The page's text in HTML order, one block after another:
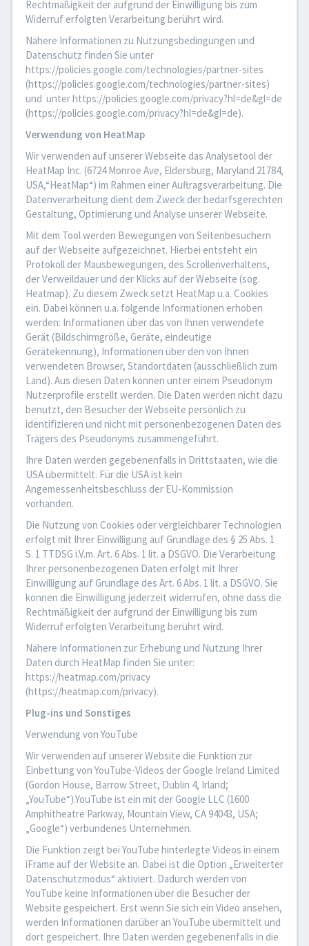
Rechtmäßigkeit der aufgrund der Einwilligung bis zum
Widerruf erfolgten Verarbeitung berührt wird.
Nähere Informationen zu Nutzungsbedingungen und
Datenschutz finden Sie unter
https://policies.google.com/technologies/partner-sites
(https://policies.google.com/technologies/partner-sites)
und unter https://policies.google.com/privacy?hl=de&gl=de
(https://policies.google.com/privacy?hl=de&gl=de).
Verwendung von HeatMap
Wir verwenden auf unserer Webseite das Analysetool der
HeatMap Inc. (6724 Monroe Ave, Eldersburg, Maryland 21784,
USA,“HeatMap“) im Rahmen einer Auftragsverarbeitung. Die
Datenverarbeitung dient dem Zweck der bedarfsgerechten
Gestaltung, Optimierung und Analyse unserer Webseite.
Mit dem Tool werden Bewegungen von Seitenbesuchern
auf der Webseite aufgezeichnet. Hierbei entsteht ein
Protokoll der Mausbewegungen, des Scrollenverhaltens,
der Verweildauer und der Klicks auf der Webseite (sog.
Heatmap). Zu diesem Zweck setzt HeatMap u.a. Cookies
ein. Dabei können u.a. folgende Informationen erhoben
werden: Informationen über das von Ihnen verwendete
Gerät (Bildschirmgröße, Geräte, eindeutige
Gerätekennung), Informationen über den von Ihnen
verwendeten Browser, Standortdaten (ausschließlich zum
Land). Aus diesen Daten können unter einem Pseudonym
Nutzerprofile erstellt werden. Die Daten werden nicht dazu
benutzt, den Besucher der Webseite persönlich zu
identifizieren und nicht mit personenbezogenen Daten des
Trägers des Pseudonyms zusammengeführt.
Ihre Daten werden gegebenenfalls in Drittstaaten, wie die
USA übermittelt. Für die USA ist kein
Angemessenheitsbeschluss der EU-Kommission
vorhanden.
Die Nutzung von Cookies oder vergleichbarer Technologien
erfolgt mit Ihrer Einwilligung auf Grundlage des § 25 Abs. 1
S. 1 TTDSG i.V.m. Art. 6 Abs. 1 lit. a DSGVO. Die Verarbeitung
Ihrer personenbezogenen Daten erfolgt mit Ihrer
Einwilligung auf Grundlage des Art. 6 Abs. 1 lit. a DSGVO. Sie
können die Einwilligung jederzeit widerrufen, ohne dass die
Rechtmäßigkeit der aufgrund der Einwilligung bis zum
Widerruf erfolgten Verarbeitung berührt wird.
Nähere Informationen zur Erhebung und Nutzung Ihrer
Daten durch HeatMap finden Sie unter:
https://heatmap.com/privacy
(https://heatmap.com/privacy).
Plug-ins und Sonstiges
Verwendung von YouTube
Wir verwenden auf unserer Website die Funktion zur
Einbettung von YouTube-Videos der Google Ireland Limited
(Gordon House, Barrow Street, Dublin 4, Irland;
„YouTube“).YouTube ist ein mit der Google LLC (1600
Amphitheatre Parkway, Mountain View, CA 94043, USA;
„Google“) verbundenes Unternehmen.
Die Funktion zeigt bei YouTube hinterlegte Videos in einem
iFrame auf der Website an. Dabei ist die Option „Erweiterter
Datenschutzmodus“ aktiviert. Dadurch werden von
YouTube keine Informationen über die Besucher der
Website gespeichert. Erst wenn Sie sich ein Video ansehen,
werden Informationen darüber an YouTube übermittelt und
dort gespeichert. Ihre Daten werden gegebenenfalls in die